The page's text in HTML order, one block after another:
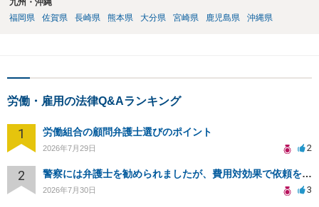
九州・沖縄
福岡県
佐賀県 長崎県 熊本県 大分県 宮崎県 鹿児島県 沖縄県
労働・雇用の法律Q&Aランキング
1 労働組合の顧問弁護士選びのポイント
2026年7月29日 2
2 警察には弁護士を勧められましたが、費用対効果で依頼をすることを躊躇しています。
2026年7月30日 3